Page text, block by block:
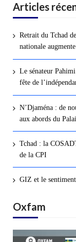
Articles
Retrait du Tchad
nationale
Le sénateur
fête de
N’Djaména : de
aux abords du
Tchad : la
de la CPI
GIZ et le
Oxfam